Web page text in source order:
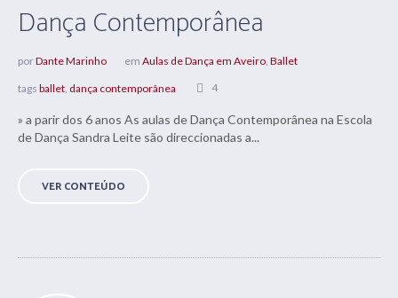
Dança Contemporânea
porDante Marinho em Aulas de Dança em Aveiro Ballet
tags ballet dança contemporânea 4
» a parir dos 6 anos As aulas de Dança Contemporânea na Escola
de Dança Sandra Leite são direccionadas a...
VER CONTEÚDO